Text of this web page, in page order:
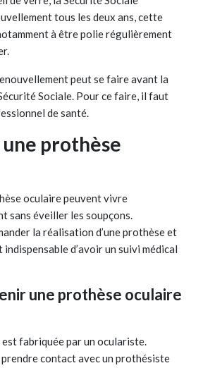
tous les deux ans, cette
à être polie régulièrement
peut se faire avant la
Sociale. Pour ce faire, il faut
de santé.
prothèse
oculaire peuvent vivre
sans éveiller les soupçons.
la réalisation d’une prothèse et
d’avoir un suivi médical
une prothèse oculaire
fabriquée par un oculariste.
contact avec un prothésiste